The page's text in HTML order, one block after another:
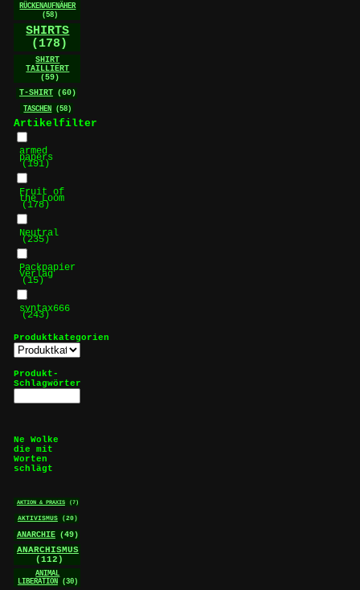
RÜCKENAUFNÄHER
(58)
SHIRTS
(178)
SHIRT
TAILLIERT
(59)
T-SHIRT (60)
TASCHEN
(58)
Artikelfilter
armed
papers
(191)
Fruit of
the Loom
(178)
Neutral
(235)
Packpapier
Verlag
(15)
syntax666
(243)
Produktkategorien
Produkt-
Schlagwörter
Ne Wolke
die mit
Worten
schlägt
AKTION & PRAXIS (7)
AKTIVISMUS (20)
ANARCHIE (49)
ANARCHISMUS
(112)
ANIMAL
LIBERATION
(30)